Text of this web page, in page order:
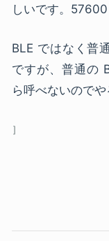
しいです。57600
BLE ではなく普
ですが、普通の
ら呼べないのでや